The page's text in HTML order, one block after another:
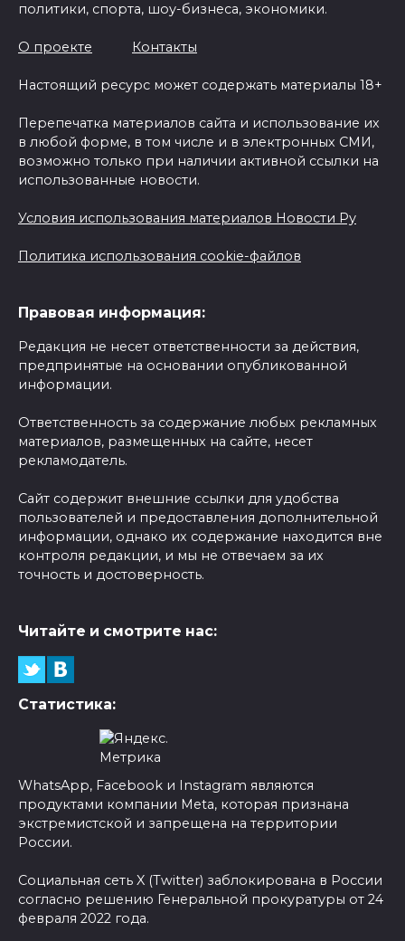
политики, спорта, шоу-бизнеса, экономики.
О проекте Контакты
Настоящий ресурс может содержать материалы 18+
Перепечатка материалов сайта и использование их
в любой форме, в том числе и в электронных СМИ,
возможно только при наличии активной ссылки на
использованные новости.
Условия использования материалов Новости Ру
Политика использования cookie-файлов
Правовая информация:
Редакция не несет ответственности за действия,
предпринятые на основании опубликованной
информации.
Ответственность за содержание любых рекламных
материалов, размещенных на сайте, несет
рекламодатель.
Сайт содержит внешние ссылки для удобства
пользователей и предоставления дополнительной
информации, однако их содержание находится вне
контроля редакции, и мы не отвечаем за их
точность и достоверность.
Читайте и смотрите нас:
Статистика:
WhatsApp, Facebook и Instagram являются
продуктами компании Meta, которая признана
экстремистской и запрещена на территории
России.
Социальная сеть X (Twitter) заблокирована в России
согласно решению Генеральной прокуратуры от 24
февраля 2022 года.